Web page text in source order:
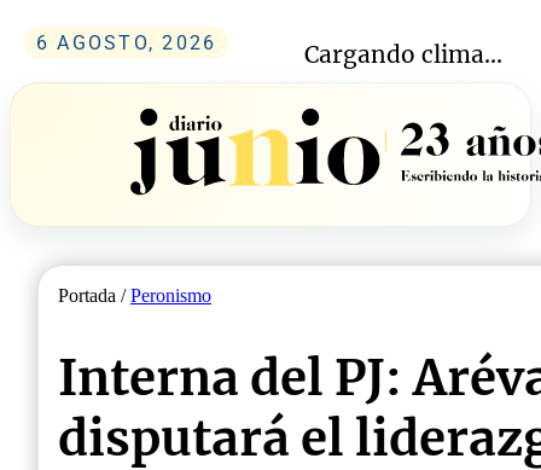
6 AGOSTO, 2026 Cargando clima...
Portada /Peronismo
Interna del PJ:
disputará el